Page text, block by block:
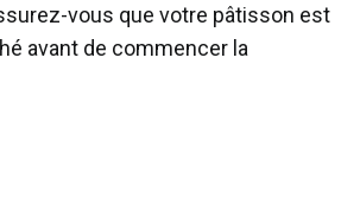
vous que votre pâtisson est
avant de commencer la